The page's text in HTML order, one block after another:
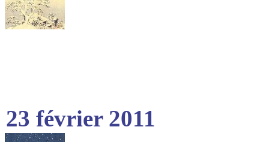
23 février 2011